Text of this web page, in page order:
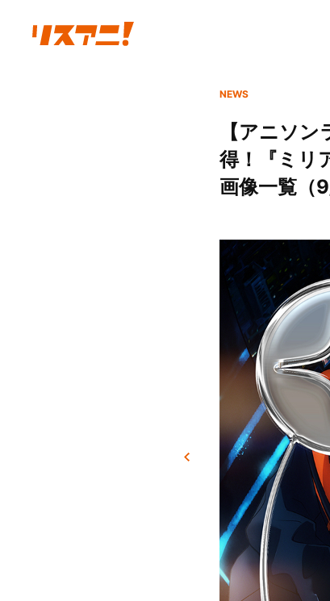
NEWS
【アニソ
得！『ミリ
画像一覧（